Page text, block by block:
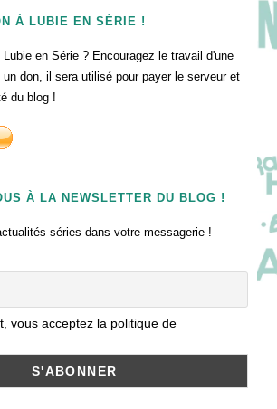
À LUBIE EN SÉRIE !
en Série ? Encouragez le travail d'une
don, il sera utilisé pour payer le serveur et
du blog !
À LA NEWSLETTER DU BLOG !
séries dans votre messagerie !
vous acceptez la politique de